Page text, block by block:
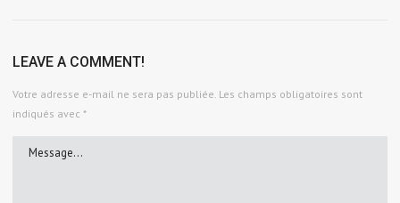
LEAVE A COMMENT!
Votre adresse e-mail ne sera pas publiée. Les champs obligatoires sont
indiqués avec *